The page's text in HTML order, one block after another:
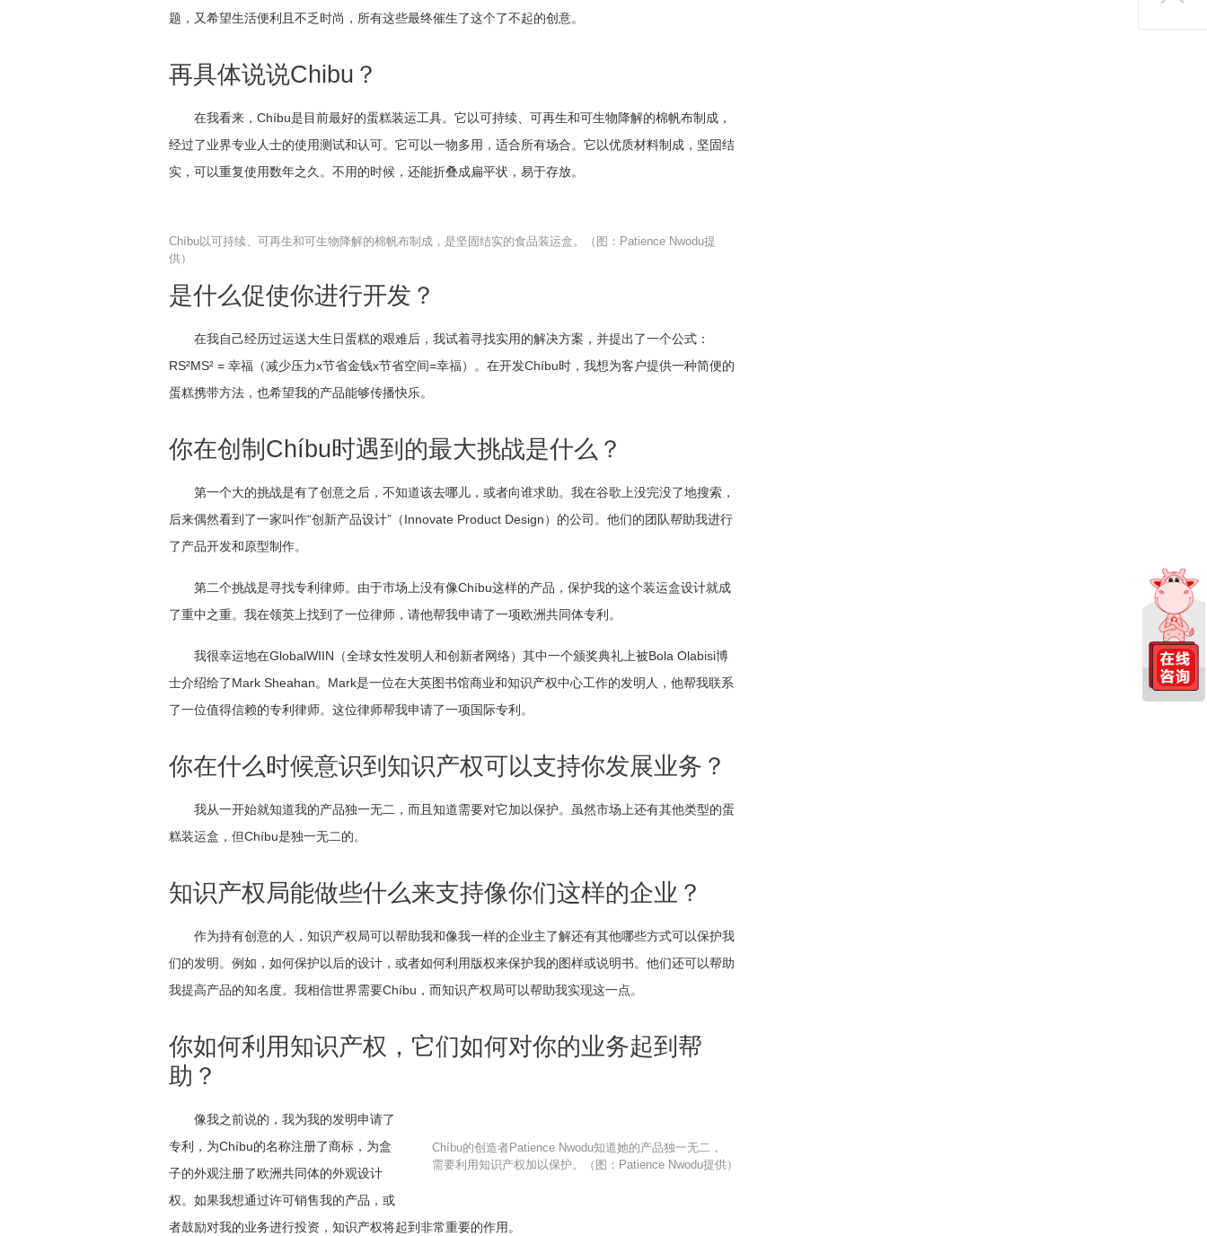
题，又希望生活便利且不乏时尚，所有这些最终催生了这个了不起的创意。
再具体说说Chibu？
在我看来，Chíbu是目前最好的蛋糕装运工具。它以可持续、可再生和可生物降解的棉帆布制成，
经过了业界专业人士的使用测试和认可。它可以一物多用，适合所有场合。它以优质材料制成，坚固结
实，可以重复使用数年之久。不用的时候，还能折叠成扁平状，易于存放。
Chíbu以可持续、可再生和可生物降解的棉帆布制成，是坚固结实的食品装运盒。（图：Patience Nwodu提
供）
是什么促使你进行开发？
在我自己经历过运送大生日蛋糕的艰难后，我试着寻找实用的解决方案，并提出了一个公式：
RS²MS² = 幸福（减少压力x节省金钱x节省空间=幸福）。在开发Chíbu时，我想为客户提供一种简便的
蛋糕携带方法，也希望我的产品能够传播快乐。
你在创制Chíbu时遇到的最大挑战是什么？
第一个大的挑战是有了创意之后，不知道该去哪儿，或者向谁求助。我在谷歌上没完没了地搜索，
后来偶然看到了一家叫作“创新产品设计”（Innovate Product Design）的公司。他们的团队帮助我进行
了产品开发和原型制作。
第二个挑战是寻找专利律师。由于市场上没有像Chíbu这样的产品，保护我的这个装运盒设计就成
了重中之重。我在领英上找到了一位律师，请他帮我申请了一项欧洲共同体专利。
我很幸运地在GlobalWIIN（全球女性发明人和创新者网络）其中一个颁奖典礼上被Bola Olabisi博
士介绍给了Mark Sheahan。Mark是一位在大英图书馆商业和知识产权中心工作的发明人，他帮我联系
了一位值得信赖的专利律师。这位律师帮我申请了一项国际专利。
你在什么时候意识到知识产权可以支持你发展业务？
我从一开始就知道我的产品独一无二，而且知道需要对它加以保护。虽然市场上还有其他类型的蛋
糕装运盒，但Chíbu是独一无二的。
知识产权局能做些什么来支持像你们这样的企业？
作为持有创意的人，知识产权局可以帮助我和像我一样的企业主了解还有其他哪些方式可以保护我
们的发明。例如，如何保护以后的设计，或者如何利用版权来保护我的图样或说明书。他们还可以帮助
我提高产品的知名度。我相信世界需要Chíbu，而知识产权局可以帮助我实现这一点。
你如何利用知识产权，它们如何对你的业务起到帮
助？
Chíbu的创造者Patience Nwodu知道她的产品独一无二，
需要利用知识产权加以保护。（图：Patience Nwodu提供）
像我之前说的，我为我的发明申请了
专利，为Chíbu的名称注册了商标，为盒
子的外观注册了欧洲共同体的外观设计
权。如果我想通过许可销售我的产品，或
者鼓励对我的业务进行投资，知识产权将起到非常重要的作用。